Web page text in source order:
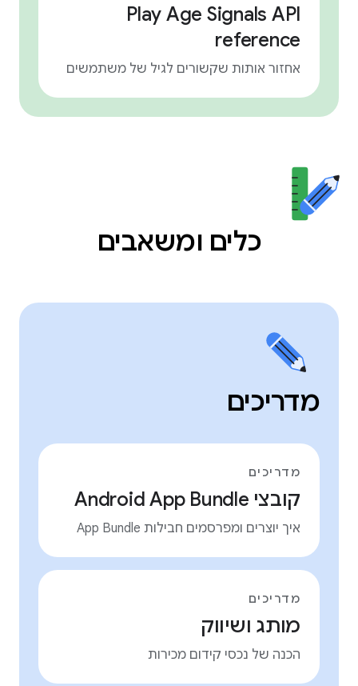
Play Age Signals API
reference
אחזור אותות שקשורים לגיל של משתמשים
כלים ומשאבים
מדריכים
מדריכים
קובצי Android App Bundle
איך יוצרים ומפרסמים חבילות App Bundle
מדריכים
מותג ושיווק
הכנה של נכסי קידום מכירות